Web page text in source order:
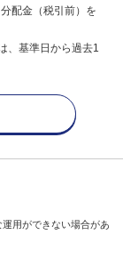
配金（税引前）を
、基準日から過去1
用ができない場合があ